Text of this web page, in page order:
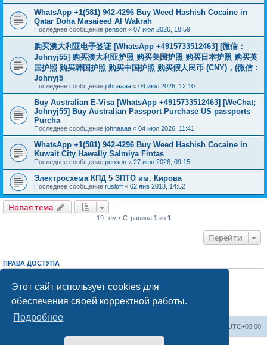
Этот сайт использует cookies для
обеспечения своей корректной работы.
Подробнее
WhatsApp +1(581) 942-4296 Buy Weed Hashish Cocaine in
Qatar Doha Masaieed Al Wakrah
Последнее сообщение penson « 07 июл 2026, 18:59
购买澳大利亚电子签证 [WhatsApp +4915733512463] [微信：
Johnyj55] 购买澳大利亚护照 购买美国护照 购买日本护照 购买英
国护照 购买韩国护照 购买中国护照 购买假人民币 (CNY)，(微信：
Johnyj5
Последнее сообщение johnaaaa « 04 июл 2026, 12:10
Buy Australian E-Visa [WhatsApp +4915733512463] [WeChat;
Johnyj55] Buy Australian Passport Purchase US passports
Purcha
Последнее сообщение johnaaaa « 04 июл 2026, 11:41
WhatsApp +1(581) 942-4296 Buy Weed Hashish Cocaine in
Kuwait City Hawally Salmiya Fintas
Последнее сообщение penson « 27 июн 2026, 09:15
Электросхема КПД 5 ЗПТО им. Кирова
Последнее сообщение rusloff « 02 янв 2018, 14:52
Новая тема
19 тем • Страница 1 из 1
Перейти
ПРАВА ДОСТУПА
Выне можетеотвечать на сообщения
Выне можетередактировать свои сообщения
Выне можетеудалять свои сообщения
добавлять вложения
UTC+03:00